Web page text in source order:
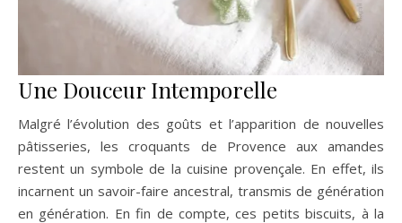
Une Douceur Intemporelle
Malgré l’évolution des goûts et l’apparition de nouvelles
pâtisseries, les croquants de Provence aux amandes
restent un symbole de la cuisine provençale. En effet, ils
incarnent un savoir-faire ancestral, transmis de génération
en génération. En fin de compte, ces petits biscuits, à la